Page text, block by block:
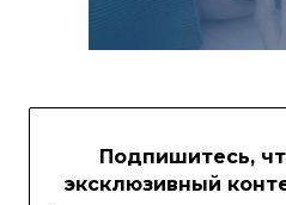
Подпишитесь,
эксклюзивный